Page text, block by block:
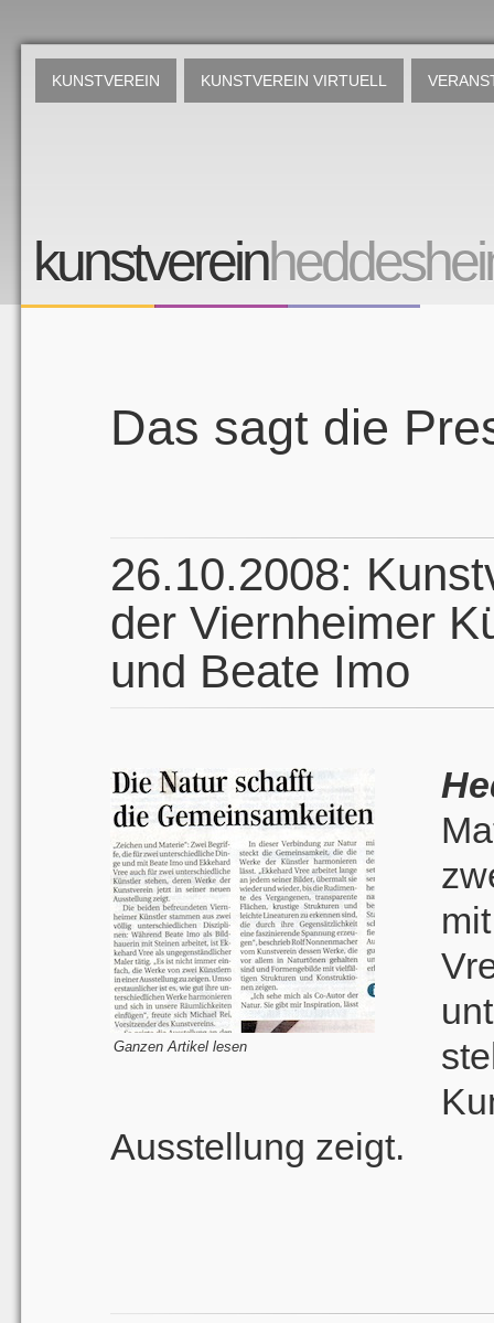
KUNSTVEREIN KUNSTVEREIN VIRTUELL
kunstverein
Das sagt die
26.10.2008:
der Viernheimer
und Beate Imo
Ganzen Artikel lesen
Ausstellung zeigt.